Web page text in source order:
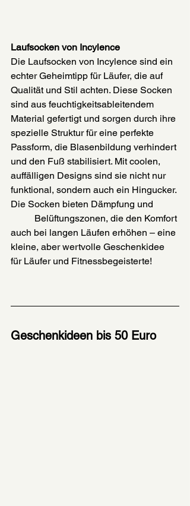
Laufsocken von Incylence
Die Laufsocken von Incylence sind ein
echter Geheimtipp für Läufer, die auf
Qualität und Stil achten. Diese Socken
sind aus feuchtigkeitsableitendem
Material gefertigt und sorgen durch ihre
spezielle Struktur für eine perfekte
Passform, die Blasenbildung verhindert
und den Fuß stabilisiert. Mit coolen,
auffälligen Designs sind sie nicht nur
funktional, sondern auch ein Hingucker.
Die Socken bieten Dämpfung und
auch bei langen Läufen erhöhen – eine
kleine, aber wertvolle Geschenkidee
für Läufer und Fitnessbegeisterte!
Geschenkideen bis 50 Euro